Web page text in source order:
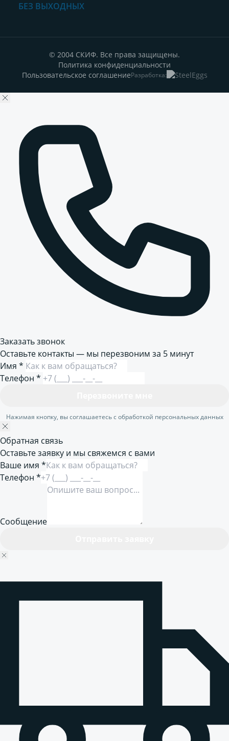
БЕЗ ВЫХОДНЫХ
© 2004 СКИФ. Все права защищены.
Политика конфиденциальности
Пользовательское соглашениеРазработка:
Заказать звонок
Оставьте контакты — мы перезвоним за 5 минут
Имя *
Телефон *
Нажимая кнопку, вы соглашаетесь с обработкой персональных данных
Обратная связь
Оставьте заявку и мы свяжемся с вами
Ваше имя *
Телефон *
Сообщение